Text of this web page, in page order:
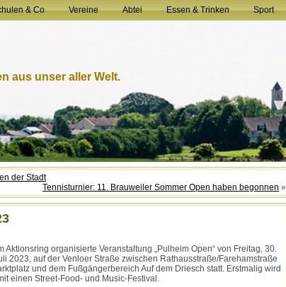
& Co Vereine Abtei Essen & Trinken Sport
aus unser aller Welt.
der Stadt
Tennisturnier: 11. Brauweiler Sommer Open haben begonnen »
Aktionsring organisierte Veranstaltung „Pulheim Open“ von Freitag, 30.
2023, auf der Venloer Straße zwischen Rathausstraße/Farehamstraße
und dem Fußgängerbereich Auf dem Driesch statt. Erstmalig wird
einen Street-Food- und Music-Festival.